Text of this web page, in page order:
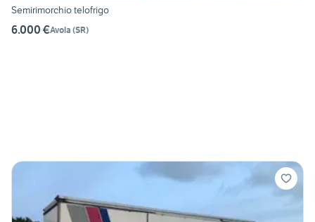
Semirimorchio telofrigo
6.000 €Avola (SR)